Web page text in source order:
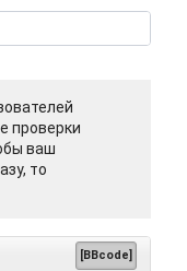
проверки
ваш
то
[BBcode]